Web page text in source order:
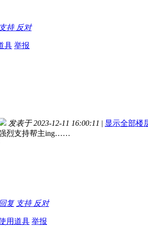
支持 反对
具 举报
发表于 2023-12-11 16:00:11 | 显示全部楼
烈支持帮主ing……
复 支持 反对
用道具 举报